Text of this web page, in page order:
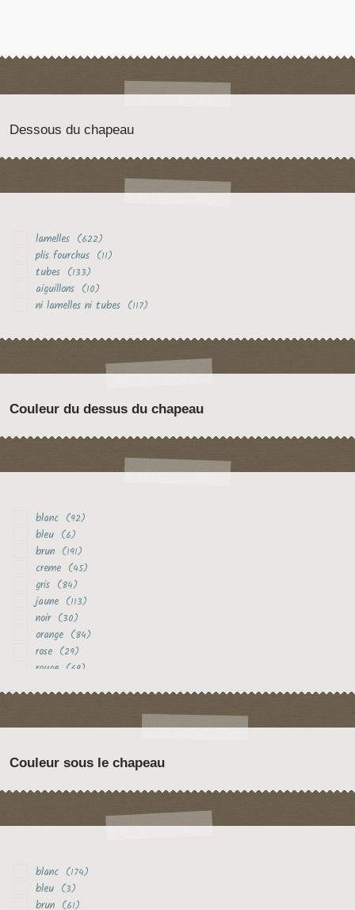
Dessous du chapeau
lamelles (622)
plis fourchus (11)
tubes (133)
aiguillons (10)
ni lamelles ni tubes (117)
Couleur du dessus du chapeau
blanc (92)
bleu (6)
brun (191)
creme (45)
gris (84)
jaune (113)
noir (30)
orange (84)
rose (29)
rouge (69)
Couleur sous le chapeau
blanc (174)
bleu (3)
brun (61)